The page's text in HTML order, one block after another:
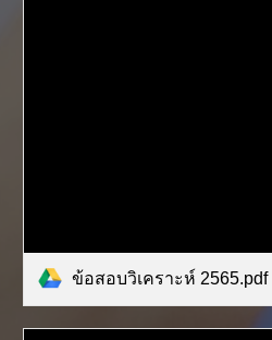
ข้อสอบวิเคราะห์ 2565.pdf